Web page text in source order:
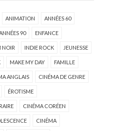
ANIMATION ANNÉES 60
90 ENFANCE
NOIR INDIE ROCK JEUNESSE
MAKE MY DAY FAMILLE
ANGLAIS CINÉMA DE GENRE
ÉROTISME
CINÉMA CORÉEN
CINÉMA